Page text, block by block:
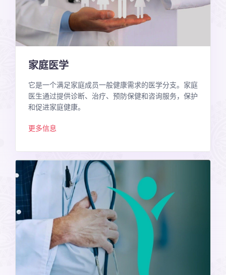
家庭医学
它是一个满足家庭成员一般健康需求的医学分支。家庭
医生通过提供诊断、治疗、预防保健和咨询服务，保护
和促进家庭健康。
更多信息